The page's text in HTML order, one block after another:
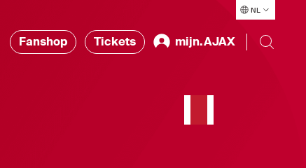
NL
Fanshop Tickets mijn.AJAX